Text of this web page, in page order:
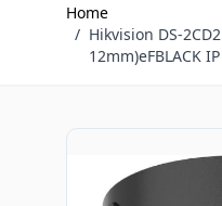
Home
/ Hikvision DS-
12mm)eFBLACK